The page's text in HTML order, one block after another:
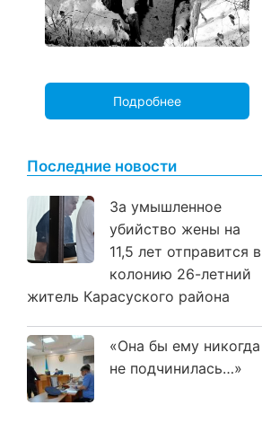
Подробнее
Последние новости
За умышленное
убийство жены на
11,5 лет отправится в
колонию 26-летний
житель Карасуского района
«Она бы ему никогда
не подчинилась…»